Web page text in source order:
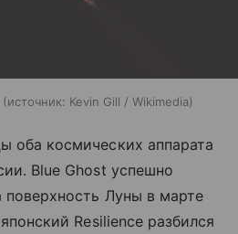
источник: Kevin Gill / Wikimedia
оба космических аппарата
Blue Ghost успешно
Луны в марте
Resilience разбился